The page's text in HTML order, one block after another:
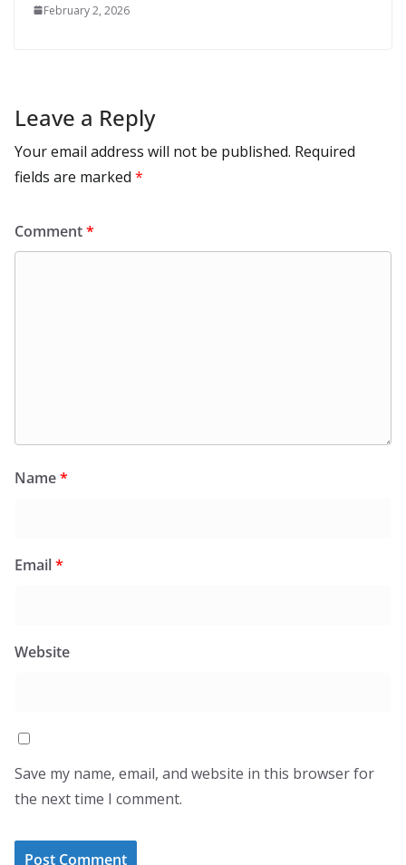
February 2, 2026
Leave a Reply
Your email address will not be published. Required
fields are marked *
Comment*
Name*
Email*
Website
Save my name, email, and website in this browser for
the next time I comment.